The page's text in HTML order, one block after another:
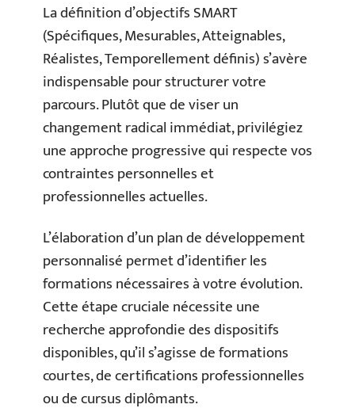
La définition d’objectifs SMART
(Spécifiques, Mesurables, Atteignables,
Réalistes, Temporellement définis) s’avère
indispensable pour structurer votre
parcours. Plutôt que de viser un
changement radical immédiat, privilégiez
une approche progressive qui respecte vos
contraintes personnelles et
professionnelles actuelles.
L’élaboration d’un plan de développement
personnalisé permet d’identifier les
formations nécessaires à votre évolution.
Cette étape cruciale nécessite une
recherche approfondie des dispositifs
disponibles, qu’il s’agisse de formations
courtes, de certifications professionnelles
ou de cursus diplômants.